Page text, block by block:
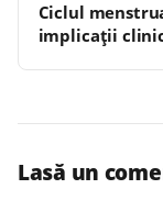
Ciclul
implicații
Lasă un